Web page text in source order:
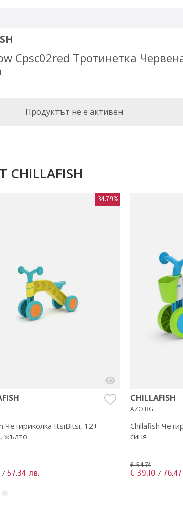
Cpsc02red Тротинетка
Продуктът не е активен
-34.79%
Четириколка ItsiBitsi, 12+
жълто
/ 57.34 лв.
CHILLAFISH
AZO.BG
Chillafish
синя
€ 54.74
€ 39.10 /